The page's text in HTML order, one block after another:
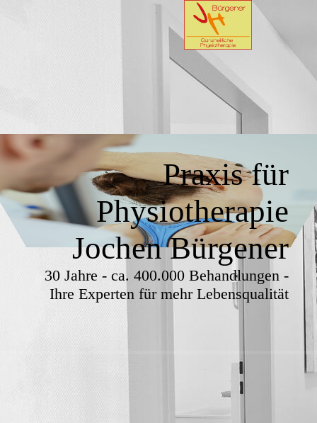
Praxis für
Physiotherapie
Jochen Bürgener
30 Jahre - ca. 400.000 Behandlungen -
Ihre Experten für mehr Lebensqualität